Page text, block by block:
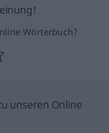
Wörterbuch?
unseren Online